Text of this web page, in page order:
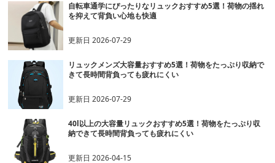
自転車通学にぴったりなリュックおすすめ5選！荷物の揺れ
を抑えて背負い心地も快適
更新日2026-07-29
リュックメンズ大容量おすすめ5選！荷物をたっぷり収納で
きて長時間背負っても疲れにくい
更新日2026-07-29
40l以上の大容量リュックおすすめ5選！荷物をたっぷり収
納できて長時間背負っても疲れにくい
更新日2026-04-15